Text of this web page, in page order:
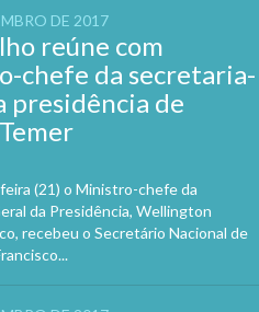
DE 2017
reúne com
chefe da secretaria-
presidência de
(21) o Ministro-chefe da
da Presidência, Wellington
recebeu o Secretário Nacional de